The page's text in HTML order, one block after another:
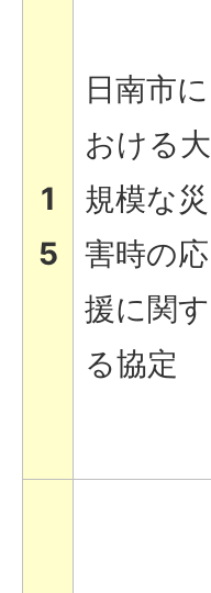
1
5
日南市に
おける大
規模な災
害時の応
援に関す
る協定